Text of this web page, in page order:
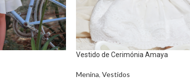
Vestido de Cerimónia Amaya
Menina, Vestidos